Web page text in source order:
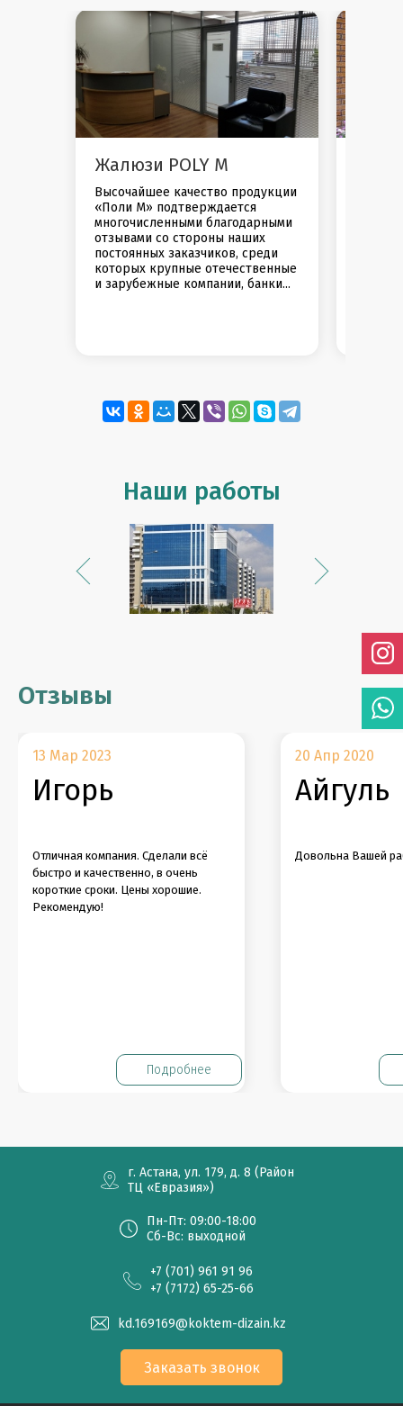
Жалюзи POLY M
Высочайшее качество продукции
«Поли М» подтверждается
многочисленными благодарными
отзывами со стороны наших
постоянных заказчиков, среди
которых крупные отечественные
и зарубежные компании, банки...
Наши работы
Отзывы
13 Мар 2023
Игорь
Отличная компания. Сделали всё
быстро и качественно, в очень
короткие сроки. Цены хорошие.
Рекомендую!
Подробнее
20 Апр 2020
Айгуль
Довольна Вашей
г. Астана, ул. 179, д. 8 (Район
ТЦ «Евразия»)
Пн-Пт: 09:00-18:00
Сб-Вс: выходной
+7 (701) 961 91 96
+7 (7172) 65-25-66
kd.169169@koktem-dizain.kz
Заказать звонок